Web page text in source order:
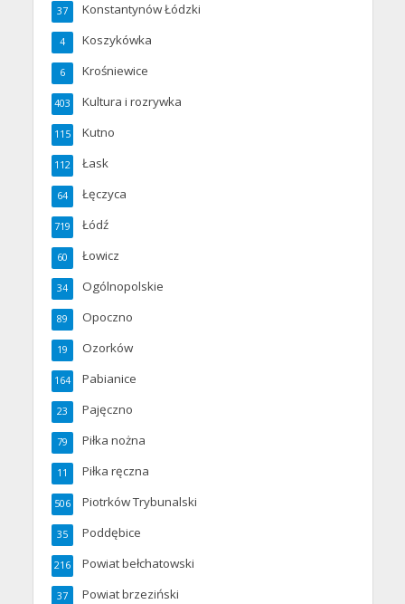
Konstantynów Łódzki
37
Koszykówka
4
Krośniewice
6
Kultura i rozrywka
403
Kutno
115
Łask
112
Łęczyca
64
Łódź
719
Łowicz
60
Ogólnopolskie
34
Opoczno
89
Ozorków
19
Pabianice
164
Pajęczno
23
Piłka nożna
79
Piłka ręczna
11
Piotrków Trybunalski
506
Poddębice
35
Powiat bełchatowski
216
Powiat brzeziński
37